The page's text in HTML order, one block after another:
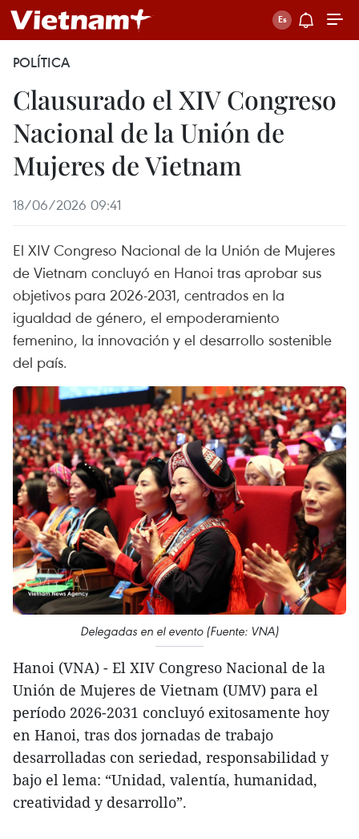
POLÍTICA
Clausurado el XIV Congreso
Nacional de la Unión de
Mujeres de Vietnam
18/06/2026 09:41
El XIV Congreso Nacional de la Unión de Mujeres
de Vietnam concluyó en Hanoi tras aprobar sus
objetivos para 2026-2031, centrados en la
igualdad de género, el empoderamiento
femenino, la innovación y el desarrollo sostenible
del país.
Delegadas en el evento (Fuente: VNA)
Hanoi (VNA) - El XIV Congreso Nacional de la
Unión de Mujeres de Vietnam (UMV) para el
período 2026-2031 concluyó exitosamente hoy
en Hanoi, tras dos jornadas de trabajo
desarrolladas con seriedad, responsabilidad y
bajo el lema: “Unidad, valentía, humanidad,
creatividad y desarrollo”.